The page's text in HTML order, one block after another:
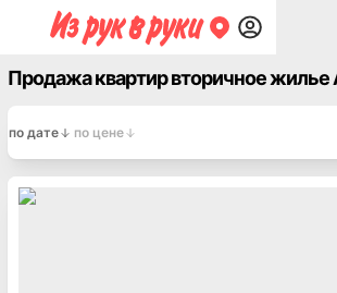
Продажа квартир вторичное жилье
по дате по цене